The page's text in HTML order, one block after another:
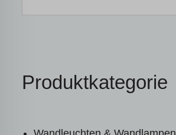
Produktkategorie